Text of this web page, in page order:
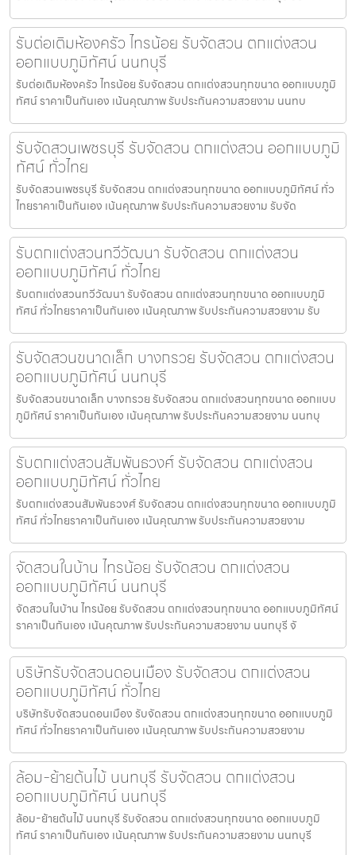
รับต่อเติมห้องครัว ไทรน้อย รับจัดสวน ตกแต่งสวน
ออกแบบภูมิทัศน์ นนทบุรี
รับต่อเติมห้องครัว ไทรน้อย รับจัดสวน ตกแต่งสวนทุกขนาด ออกแบบภูมิ
ทัศน์ ราคาเป็นกันเอง เน้นคุณภาพ รับประกันความสวยงาม นนทบ
รับจัดสวนเพชรบุรี รับจัดสวน ตกแต่งสวน ออกแบบภูมิ
ทัศน์ ทั่วไทย
รับจัดสวนเพชรบุรี รับจัดสวน ตกแต่งสวนทุกขนาด ออกแบบภูมิทัศน์ ทั่ว
ไทยราคาเป็นกันเอง เน้นคุณภาพ รับประกันความสวยงาม รับจัด
รับตกแต่งสวนทวีวัฒนา รับจัดสวน ตกแต่งสวน
ออกแบบภูมิทัศน์ ทั่วไทย
รับตกแต่งสวนทวีวัฒนา รับจัดสวน ตกแต่งสวนทุกขนาด ออกแบบภูมิ
ทัศน์ ทั่วไทยราคาเป็นกันเอง เน้นคุณภาพ รับประกันความสวยงาม รับ
รับจัดสวนขนาดเล็ก บางกรวย รับจัดสวน ตกแต่งสวน
ออกแบบภูมิทัศน์ นนทบุรี
รับจัดสวนขนาดเล็ก บางกรวย รับจัดสวน ตกแต่งสวนทุกขนาด ออกแบบ
ภูมิทัศน์ ราคาเป็นกันเอง เน้นคุณภาพ รับประกันความสวยงาม นนทบุ
รับตกแต่งสวนสัมพันธวงศ์ รับจัดสวน ตกแต่งสวน
ออกแบบภูมิทัศน์ ทั่วไทย
รับตกแต่งสวนสัมพันธวงศ์ รับจัดสวน ตกแต่งสวนทุกขนาด ออกแบบภูมิ
ทัศน์ ทั่วไทยราคาเป็นกันเอง เน้นคุณภาพ รับประกันความสวยงาม
จัดสวนในบ้าน ไทรน้อย รับจัดสวน ตกแต่งสวน
ออกแบบภูมิทัศน์ นนทบุรี
จัดสวนในบ้าน ไทรน้อย รับจัดสวน ตกแต่งสวนทุกขนาด ออกแบบภูมิทัศน์
ราคาเป็นกันเอง เน้นคุณภาพ รับประกันความสวยงาม นนทบุรี จั
บริษัทรับจัดสวนดอนเมือง รับจัดสวน ตกแต่งสวน
ออกแบบภูมิทัศน์ ทั่วไทย
บริษัทรับจัดสวนดอนเมือง รับจัดสวน ตกแต่งสวนทุกขนาด ออกแบบภูมิ
ทัศน์ ทั่วไทยราคาเป็นกันเอง เน้นคุณภาพ รับประกันความสวยงาม
ล้อม-ย้ายต้นไม้ นนทบุรี รับจัดสวน ตกแต่งสวน
ออกแบบภูมิทัศน์ นนทบุรี
ล้อม-ย้ายต้นไม้ นนทบุรี รับจัดสวน ตกแต่งสวนทุกขนาด ออกแบบภูมิ
ทัศน์ ราคาเป็นกันเอง เน้นคุณภาพ รับประกันความสวยงาม นนทบุรี